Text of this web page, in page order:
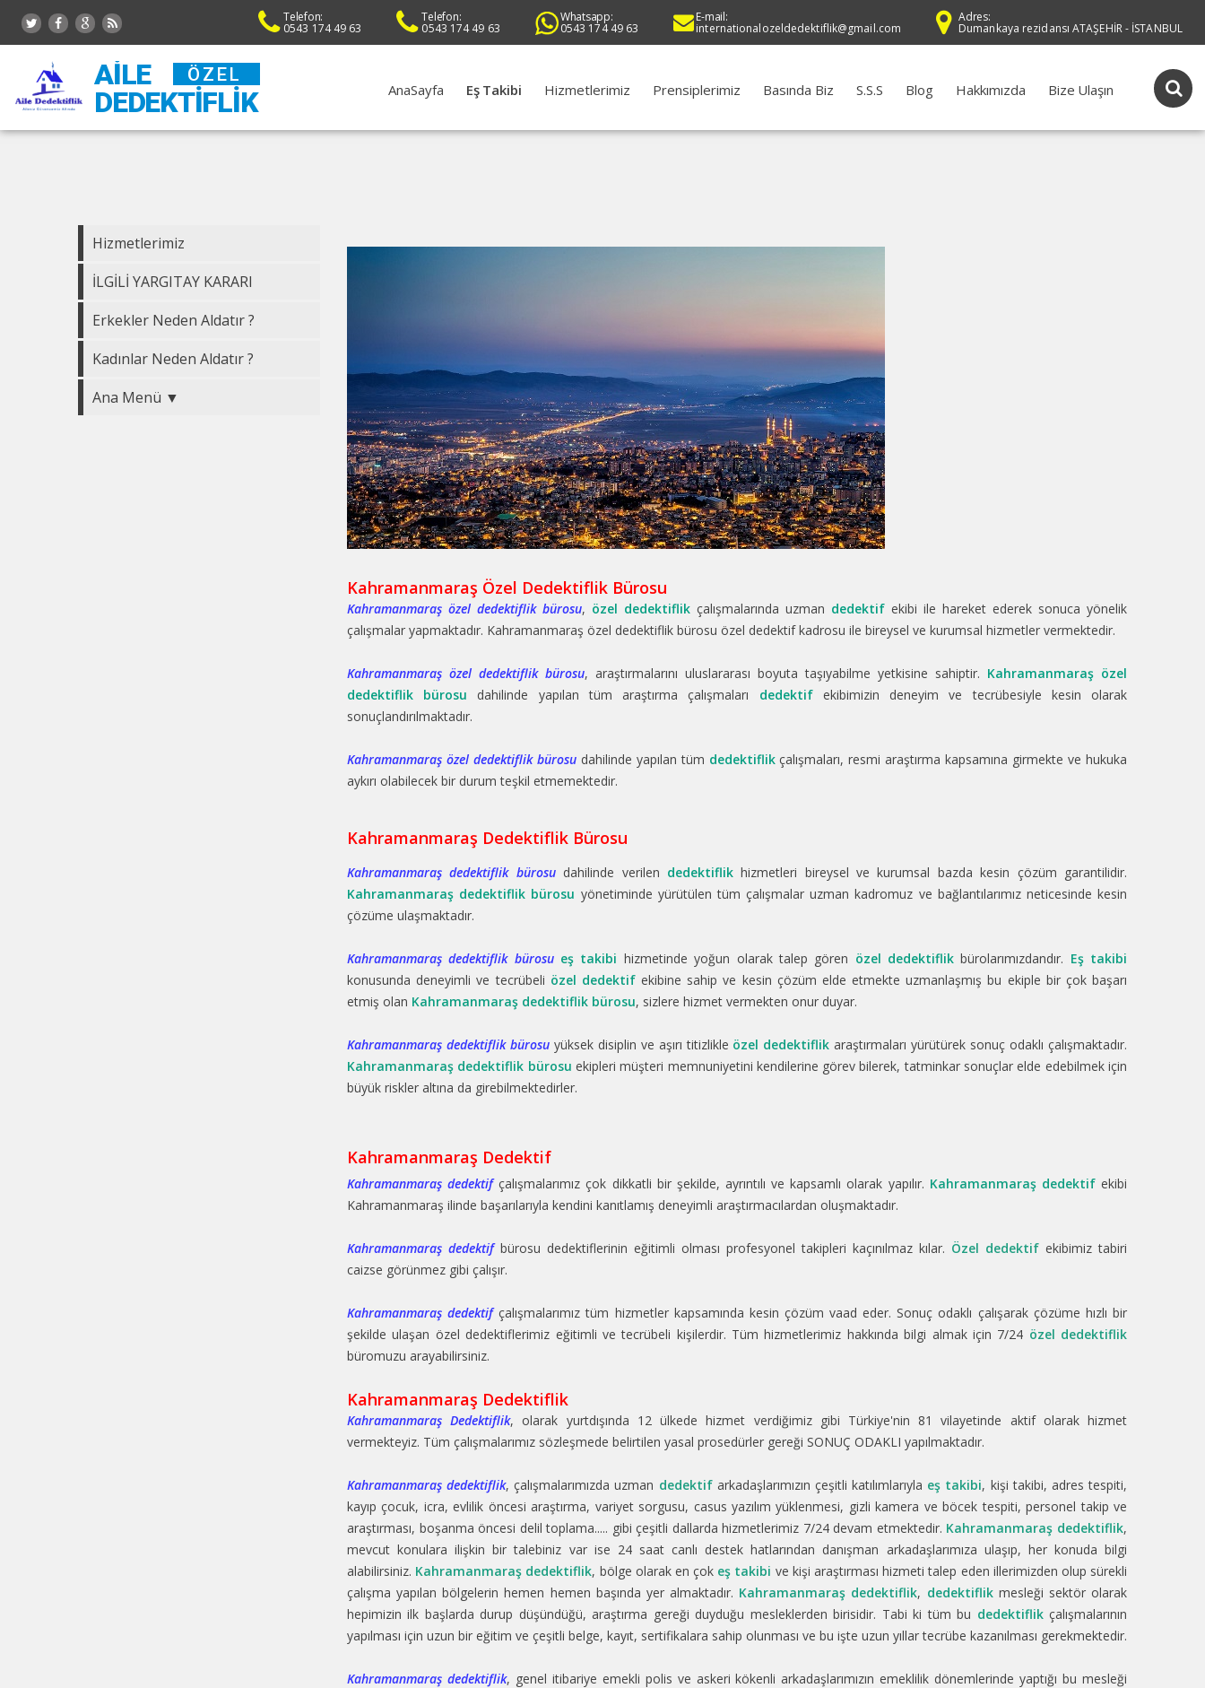
Telefon:
0543 174 49 63
Telefon:
0543 174 49 63
Whatsapp:
0543 174 49 63
E-mail:
internationalozeldedektiflik@gmail.com
Adres:
Dumankaya rezidansı ATAŞEHİR - İSTANBUL
AILE ÖZEL
DEDEKTIFLIK AnaSayfa Eş Takibi Hizmetlerimiz Prensiplerimiz Basında Biz S.S.S Blog Hakkımızda Bize Ulaşın
Hizmetlerimiz
İLGİLİ YARGITAY KARARI
Erkekler Neden Aldatır ?
Kadınlar Neden Aldatır ?
Ana Menü ▼
Kahramanmaraş Özel Dedektiflik Bürosu
Kahramanmaraş özel dedektiflik bürosu, özel dedektiflik çalışmalarında uzman dedektif ekibi ile hareket ederek sonuca yönelik
çalışmalar yapmaktadır. Kahramanmaraş özel dedektiflik bürosu özel dedektif kadrosu ile bireysel ve kurumsal hizmetler vermektedir.
Kahramanmaraş özel dedektiflik bürosu, araştırmalarını uluslararası boyuta taşıyabilme yetkisine sahiptir. Kahramanmaraş özel
dedektiflik bürosu dahilinde yapılan tüm araştırma çalışmaları dedektifekibimizin deneyim ve tecrübesiyle kesin olarak
sonuçlandırılmaktadır.
Kahramanmaraş özel dedektiflik bürosudahilinde yapılan tüm dedektiflikçalışmaları, resmi araştırma kapsamına girmekte ve hukuka
aykırı olabilecek bir durum teşkil etmemektedir.
Kahramanmaraş Dedektiflik Bürosu
Kahramanmaraş dedektiflik bürosudahilinde verilen dedektiflikhizmetleri bireysel ve kurumsal bazda kesin çözüm garantilidir.
Kahramanmaraş dedektiflik bürosu yönetiminde yürütülen tüm çalışmalar uzman kadromuz ve bağlantılarımız neticesinde kesin
çözüme ulaşmaktadır.
Kahramanmaraş dedektiflik bürosu eş takibi hizmetinde yoğun olarak talep gören özel dedektiflikbürolarımızdandır. Eş takibi
konusunda deneyimli ve tecrübeli özel dedektifekibine sahip ve kesin çözüm elde etmekte uzmanlaşmış bu ekiple bir çok başarı
etmiş olan Kahramanmaraş dedektiflik bürosu, sizlere hizmet vermekten onur duyar.
Kahramanmaraş dedektiflik bürosuyüksek disiplin ve aşırı titizlikle özel dedektiflik araştırmaları yürütürek sonuç odaklı çalışmaktadır.
Kahramanmaraş dedektiflik bürosu ekipleri müşteri memnuniyetini kendilerine görev bilerek, tatminkar sonuçlar elde edebilmek için
büyük riskler altına da girebilmektedirler.
Kahramanmaraş Dedektif
Kahramanmaraş dedektifçalışmalarımız çok dikkatli bir şekilde, ayrıntılı ve kapsamlı olarak yapılır. Kahramanmaraş dedektifekibi
Kahramanmaraş ilinde başarılarıyla kendini kanıtlamış deneyimli araştırmacılardan oluşmaktadır.
Kahramanmaraş dedektifbürosu dedektiflerinin eğitimli olması profesyonel takipleri kaçınılmaz kılar. Özel dedektif ekibimiz tabiri
caizse görünmez gibi çalışır.
Kahramanmaraş dedektifçalışmalarımız tüm hizmetler kapsamında kesin çözüm vaad eder. Sonuç odaklı çalışarak çözüme hızlı bir
şekilde ulaşan özel dedektiflerimiz eğitimli ve tecrübeli kişilerdir. Tüm hizmetlerimiz hakkında bilgi almak için 7/24 özel dedektiflik
büromuzu arayabilirsiniz.
Kahramanmaraş Dedektiflik
Kahramanmaraş Dedektiflik, olarak yurtdışında 12 ülkede hizmet verdiğimiz gibi Türkiye'nin 81 vilayetinde aktif olarak hizmet
vermekteyiz. Tüm çalışmalarımız sözleşmede belirtilen yasal prosedürler gereği SONUÇ ODAKLI yapılmaktadır.
Kahramanmaraş dedektiflik, çalışmalarımızda uzman dedektifarkadaşlarımızın çeşitli katılımlarıyla eş takibi, kişi takibi, adres tespiti,
kayıp çocuk, icra, evlilik öncesi araştırma, variyet sorgusu, casus yazılım yüklenmesi, gizli kamera ve böcek tespiti, personel takip ve
araştırması, boşanma öncesi delil toplama..... gibi çeşitli dallarda hizmetlerimiz 7/24 devam etmektedir. Kahramanmaraş dedektiflik,
mevcut konulara ilişkin bir talebiniz var ise 24 saat canlı destek hatlarından danışman arkadaşlarımıza ulaşıp, her konuda bilgi
alabilirsiniz. Kahramanmaraş dedektiflik, bölge olarak en çok eş takibi ve kişi araştırması hizmeti talep eden illerimizden olup sürekli
çalışma yapılan bölgelerin hemen hemen başında yer almaktadır. Kahramanmaraş dedektiflik, dedektiflikmesleği sektör olarak
hepimizin ilk başlarda durup düşündüğü, araştırma gereği duyduğu mesleklerden birisidir. Tabi ki tüm bu dedektiflikçalışmalarının
yapılması için uzun bir eğitim ve çeşitli belge, kayıt, sertifikalara sahip olunması ve bu işte uzun yıllar tecrübe kazanılması gerekmektedir.
Kahramanmaraş dedektiflik, genel itibariye emekli polis ve askeri kökenli arkadaşlarımızın emeklilik dönemlerinde yaptığı bu mesleği